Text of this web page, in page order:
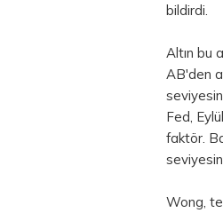
bildirdi.
Altın bu
AB'den
Fed,
faktör.
Wong,